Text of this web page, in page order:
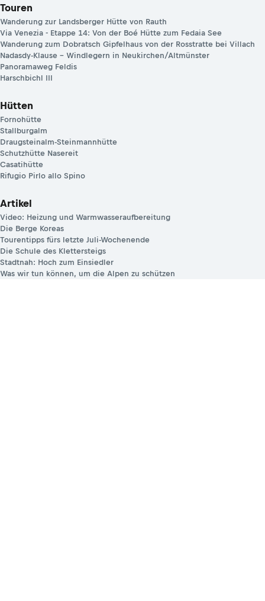
Touren
Wanderung zur Landsberger Hütte von Rauth
Via Venezia - Etappe 14: Von der Boé Hütte zum Fedaia See
Wanderung zum Dobratsch Gipfelhaus von der Rosstratte bei Villach
Nadasdy-Klause – Windlegern in Neukirchen/Altmünster
Panoramaweg Feldis
Harschbichl III
Hütten
Fornohütte
Stallburgalm
Draugsteinalm-Steinmannhütte
Schutzhütte Nasereit
Casatihütte
Rifugio Pirlo allo Spino
Artikel
Video: Heizung und Warmwasseraufbereitung
Die Berge Koreas
Tourentipps fürs letzte Juli-Wochenende
Die Schule des Klettersteigs
Stadtnah: Hoch zum Einsiedler
Was wir tun können, um die Alpen zu schützen